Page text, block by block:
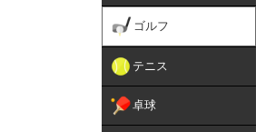
ゴルフ
テニス
卓球